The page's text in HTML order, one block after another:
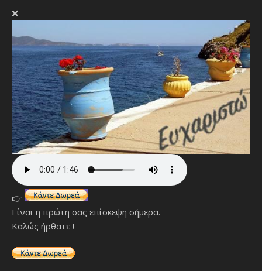
❌
👉
Είναι η πρώτη σας επίσκεψη σήμερα.
Καλώς ήρθατε !